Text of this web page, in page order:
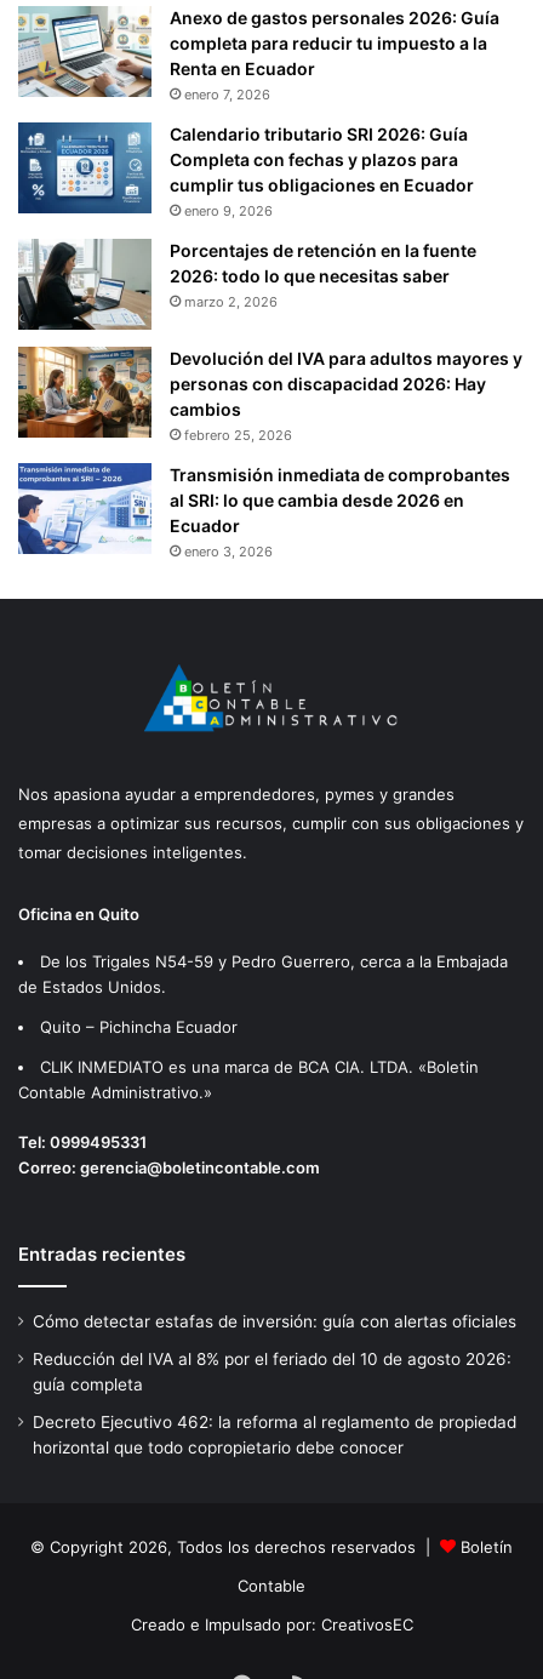
Anexo de gastos personales 2026: Guía
completa para reducir tu impuesto a la
Renta en Ecuador
enero 7, 2026
Calendario tributario SRI 2026: Guía
Completa con fechas y plazos para
cumplir tus obligaciones en Ecuador
enero 9, 2026
Porcentajes de retención en la fuente
2026: todo lo que necesitas saber
marzo 2, 2026
Devolución del IVA para adultos mayores y
personas con discapacidad 2026: Hay
cambios
febrero 25, 2026
Transmisión inmediata de comprobantes
al SRI: lo que cambia desde 2026 en
Ecuador
enero 3, 2026
Nos apasiona ayudar a emprendedores, pymes y grandes
empresas a optimizar sus recursos, cumplir con sus obligaciones y
tomar decisiones inteligentes.
Oficina en Quito
De los Trigales N54-59 y Pedro Guerrero, cerca a la Embajada
de Estados Unidos.
Quito – Pichincha Ecuador
CLIK INMEDIATO es una marca de BCA CIA. LTDA. «Boletin
Contable Administrativo.»
Tel: 0999495331
Correo: gerencia@boletincontable.com
Entradas recientes
Cómo detectar estafas de inversión: guía con alertas oficiales
Reducción del IVA al 8% por el feriado del 10 de agosto 2026:
guía completa
Decreto Ejecutivo 462: la reforma al reglamento de propiedad
horizontal que todo copropietario debe conocer
© Copyright 2026, Todos los derechos reservados |
Boletín
Contable
Creado e Impulsado por: CreativosEC